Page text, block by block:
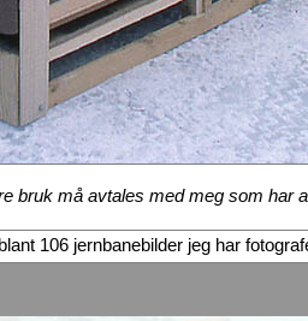
bruk må avtales med meg som har
106 jernbanebilder jeg har